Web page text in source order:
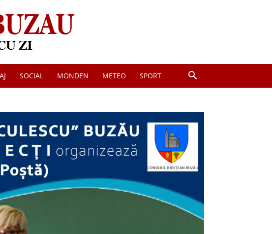
SOCIAL MONDEN METEO SPORT